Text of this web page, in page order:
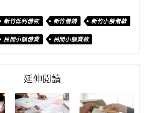
新竹低利借款 新竹借錢 新竹小額借款
民間小額借貸 民間小額貸款
延伸閱讀